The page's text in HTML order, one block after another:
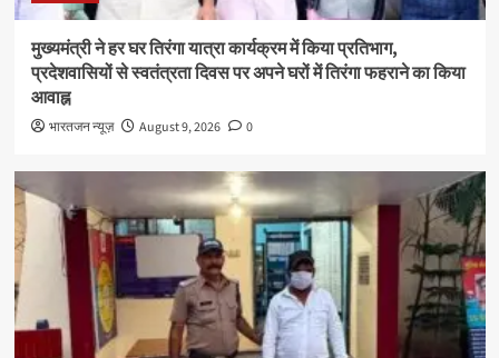
मुख्यमंत्री ने हर घर तिरंगा यात्रा कार्यक्रम में किया प्रतिभाग,
प्रदेशवासियों से स्वतंत्रता दिवस पर अपने घरों में तिरंगा फहराने का किया
आवाह्न
भारतजन न्यूज़ August 9, 2026 0